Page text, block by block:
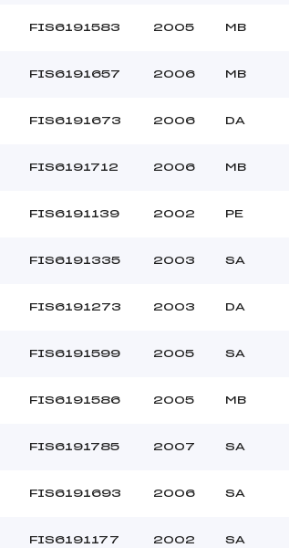
FIS6191583 2005 MB
FIS6191657 2006 MB
FIS6191673 2006 DA
FIS6191712 2006 MB
FIS6191139 2002 PE
FIS6191335 2003 SA
FIS6191273 2003 DA
FIS6191599 2005 SA
FIS6191586 2005 MB
FIS6191785 2007 SA
FIS6191693 2006 SA
FIS6191177 2002 SA